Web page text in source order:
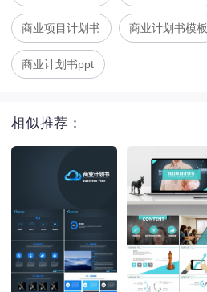
商业项目计划书 商业计划书模板
商业计划书ppt
相似推荐：